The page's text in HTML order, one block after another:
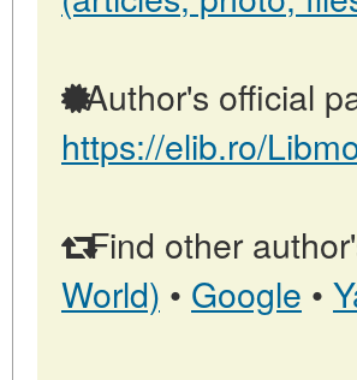
Author's official
https://elib.ro/
Find other
World) • Google •